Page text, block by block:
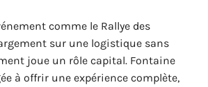
comme le Rallye des
sur une logistique sans
joue un rôle capital. Fontaine
à offrir une expérience complète,